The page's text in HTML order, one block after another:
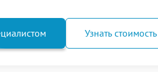
Узнать